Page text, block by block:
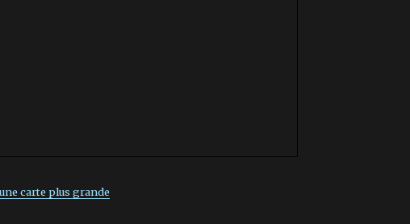
carte plus grande